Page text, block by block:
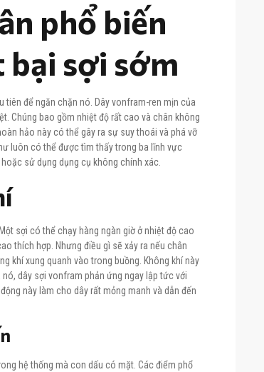
phổ biến
bại sợi sớm
tiên để ngăn chặn nó. Dây vonfram-ren mịn của
Chúng bao gồm nhiệt độ rất cao và chân không
hảo này có thể gây ra sự suy thoái và phá vỡ
luôn có thể được tìm thấy trong ba lĩnh vực
sử dụng dụng cụ không chính xác.
sợi có thể chạy hàng ngàn giờ ở nhiệt độ cao
thích hợp. Nhưng điều gì sẽ xảy ra nếu chân
khí xung quanh vào trong buồng. Không khí này
dây sợi vonfram phản ứng ngay lập tức với
này làm cho dây rất mỏng manh và dẫn đến
hệ thống mà con dấu có mặt. Các điểm phổ